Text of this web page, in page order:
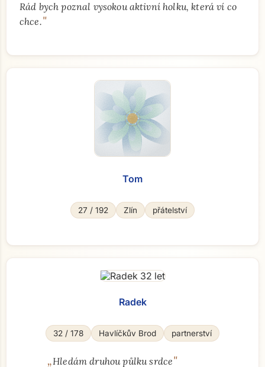
Rád bych poznal vysokou aktivní holku, která ví co
chce."
Tom
27 / 192 Zlín přátelství
Radek
32 / 178 Havlíčkův Brod partnerství
„Hledám druhou půlku srdce"